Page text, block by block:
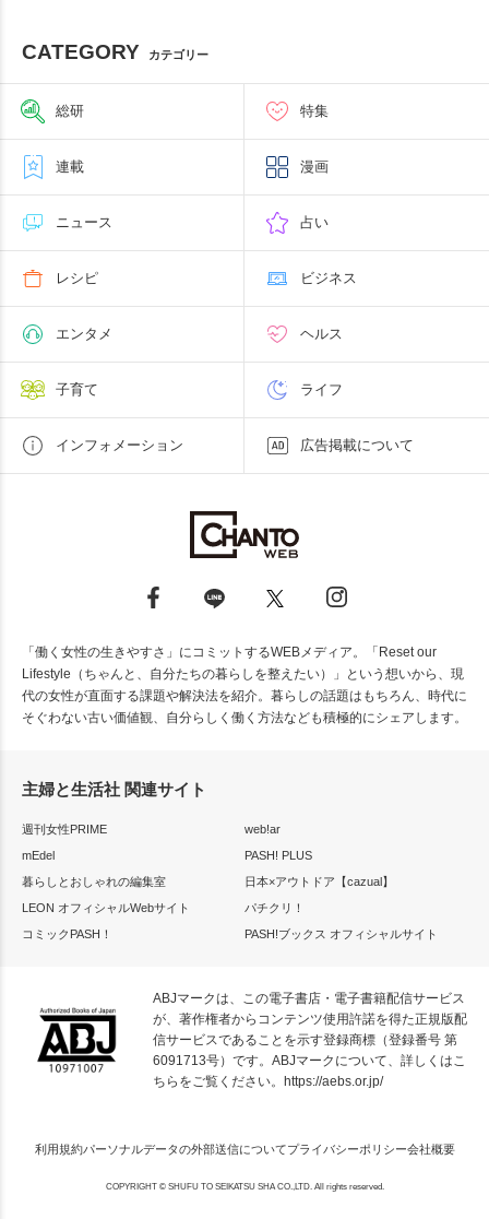
CATEGORY カテゴリー
総研 特集
連載 漫画
ニュース 占い
レシピ ビジネス
エンタメ ヘルス
子育て ライフ
インフォメーション 広告掲載について
「働く女性の生きやすさ」にコミットするWEBメディア。「Reset our
Lifestyle（ちゃんと、自分たちの暮らしを整えたい）」という想いから、現
代の女性が直面する課題や解決法を紹介。暮らしの話題はもちろん、時代に
そぐわない古い価値観、自分らしく働く方法なども積極的にシェアします。
主婦と生活社 関連サイト
週刊女性PRIME
web!ar
mEdel
PASH! PLUS
暮らしとおしゃれの編集室
日本×アウトドア【cazual】
LEON オフィシャルWebサイト
パチクリ！
コミックPASH！
PASH!ブックス オフィシャルサイト
ABJマークは、この電子書店・電子書籍配信サービス
が、著作権者からコンテンツ使用許諾を得た正規版配
信サービスであることを示す登録商標（登録番号 第
6091713号）です。ABJマークについて、詳しくはこ
ちらをご覧ください。 https://aebs.or.jp/
利用規約パーソナルデータの外部送信についてプライバシーポリシー会社概要
COPYRIGHT © SHUFU TO SEIKATSU SHA CO.,LTD. All rights reserved.